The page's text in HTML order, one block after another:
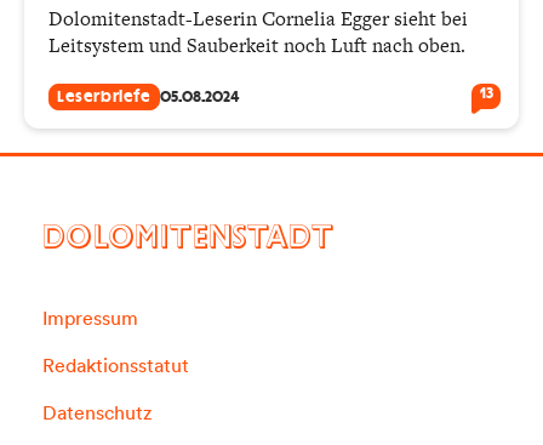
Dolomitenstadt-Leserin Cornelia Egger sieht bei
Leitsystem und Sauberkeit noch Luft nach oben.
Leserbriefe 05.08.2024 13
DOLOMITENSTADT
Impressum
Redaktionsstatut
Datenschutz